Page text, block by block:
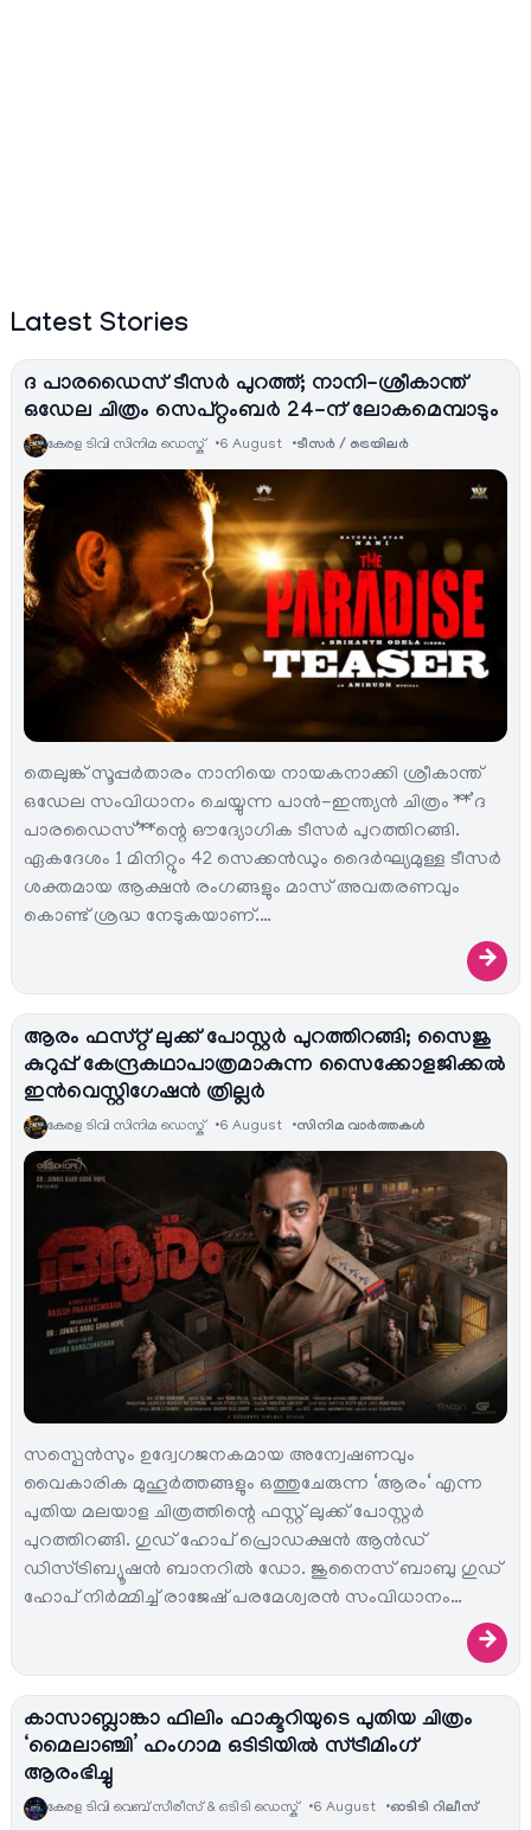
Latest Stories
ദ പാരഡൈസ് ടീസർ പുറത്ത്; നാനി-ശ്രീകാന്ത്
ഒഡേല ചിത്രം സെപ്റ്റംബർ 24-ന് ലോകമെമ്പാടും
കേരള ടിവി സിനിമ ഡെസ്ക് 6 August ടീസര്‍ / ട്രെയിലര്‍
തെലുങ്ക് സൂപ്പർതാരം നാനിയെ നായകനാക്കി ശ്രീകാന്ത്
ഒഡേല സംവിധാനം ചെയ്യുന്ന പാൻ-ഇന്ത്യൻ ചിത്രം **’ദ
പാരഡൈസ്‘**ന്റെ ഔദ്യോഗിക ടീസർ പുറത്തിറങ്ങി.
ഏകദേശം 1 മിനിറ്റും 42 സെക്കൻഡും ദൈർഘ്യമുള്ള ടീസർ
ശക്തമായ ആക്ഷൻ രംഗങ്ങളും മാസ് അവതരണവും
കൊണ്ട് ശ്രദ്ധ നേടുകയാണ്.…
→
ആരം ഫസ്റ്റ് ലുക്ക് പോസ്റ്റർ പുറത്തിറങ്ങി; സൈജു
കുറുപ്പ് കേന്ദ്രകഥാപാത്രമാകുന്ന സൈക്കോളജിക്കൽ
ഇൻവെസ്റ്റിഗേഷൻ ത്രില്ലർ
കേരള ടിവി സിനിമ ഡെസ്ക് 6 August സിനിമ വാര്‍ത്തകള്‍
സസ്പെൻസും ഉദ്വേഗജനകമായ അന്വേഷണവും
വൈകാരിക മുഹൂർത്തങ്ങളും ഒത്തുചേരുന്ന ‘ആരം‘ എന്ന
പുതിയ മലയാള ചിത്രത്തിന്റെ ഫസ്റ്റ് ലുക്ക് പോസ്റ്റർ
പുറത്തിറങ്ങി. ഗുഡ് ഹോപ് പ്രൊഡക്ഷൻ ആൻഡ്
ഡിസ്ട്രിബ്യൂഷൻ ബാനറിൽ ഡോ. ജുനൈസ് ബാബു ഗുഡ്
ഹോപ് നിർമ്മിച്ച് രാജേഷ് പരമേശ്വരൻ സംവിധാനം…
→
കാസാബ്ലാങ്കാ ഫിലിം ഫാക്ടറിയുടെ പുതിയ ചിത്രം
‘മൈലാഞ്ചി’ ഹംഗാമ ഒടിടിയിൽ സ്ട്രീമിംഗ്
ആരംഭിച്ചു
കേരള ടിവി വെബ് സീരീസ് & ഒടിടി ഡെസ്ക് 6 August ഓടിടി റിലീസ്